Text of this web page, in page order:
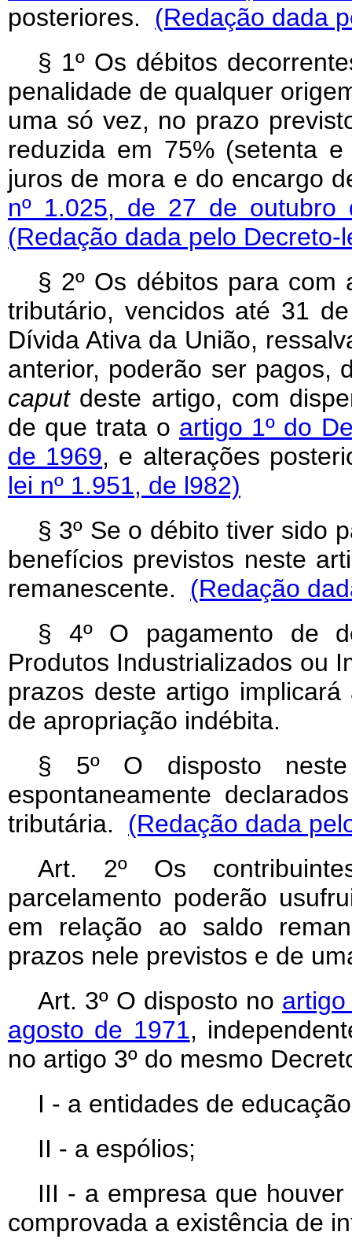
posteriores. (Redação dada
§ 1º Os débitos
penalidade de qualquer
uma só vez, no prazo
reduzida em 75% (setenta
juros de mora e do encargo
nº 1.025, de 27 de outubro
(Redação dada pelo Decreto-
§ 2º Os débitos para com
tributário, vencidos até 31
Dívida Ativa da União,
anterior, poderão ser pagos,
caputdeste artigo, com
de que trata o artigo 1º do
de 1969, e alterações
lei nº 1.951, de l982)
§ 3º Se o débito tiver sido
benefícios previstos neste
remanescente. (Redação
§ 4º O pagamento de
Produtos Industrializados ou
prazos deste artigo
de apropriação indébita.
§ 5º O disposto
espontaneamente
tributária. (Redação dada
Art. 2º Os
parcelamento poderão
em relação ao saldo
prazos nele previstos e de
Art. 3º O disposto no
agosto de 1971,
no artigo 3º do mesmo
I - a entidades de
II - a espólios;
III - a empresa que
comprovada a existência de